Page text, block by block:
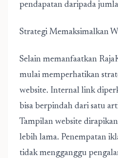
pendapatan daripada
Strategi Memaksimalkan
Selain memanfaatkan
mulai memperhatikan
website. Internal link
bisa berpindah dari satu
Tampilan website
lebih lama. Penempatan
tidak mengganggu